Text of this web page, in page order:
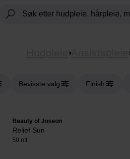
Ansiktspleie
Bevisste valg Finish
Beauty of Joseon
Relief Sun
50 ml